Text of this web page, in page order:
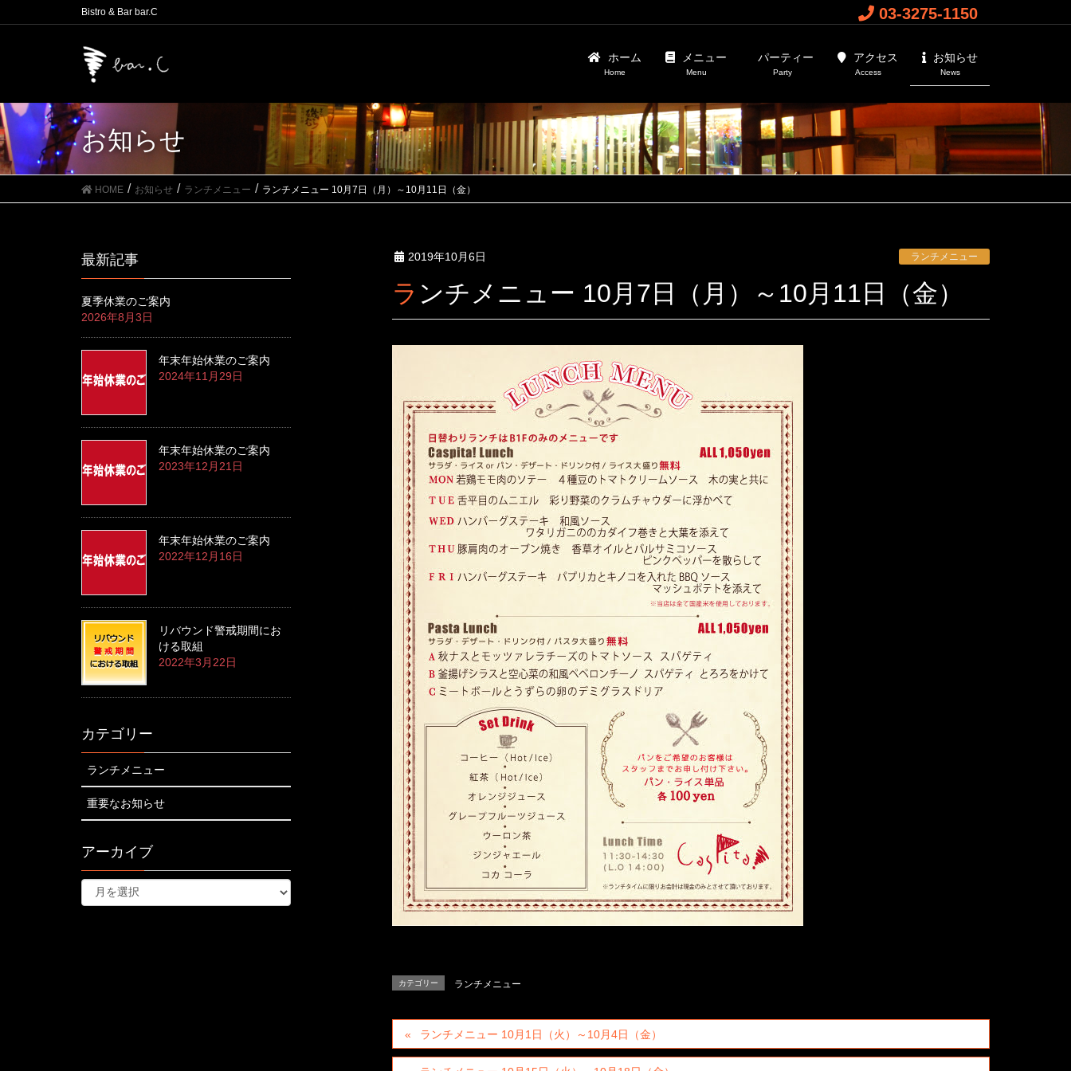
Bistro & Bar bar.C 03-3275-1150
ホーム
Home
メニュー
Menu
パーティー
Party
アクセス
Access
お知らせ
News
お知らせ
HOME お知らせ ランチメニュー ランチメニュー 10月7日（月）～10月11日（金）
2019年10月6日 ランチメニュー
ランチメニュー 10月7日（月）～10月11日（金）
カテゴリー ランチメニュー
ランチメニュー 10月1日（火）～10月4日（金）
最新記事
夏季休業のご案内
2026年8月3日
年末年始休業のご案内
2024年11月29日
年末年始休業のご案内
2023年12月21日
年末年始休業のご案内
2022年12月16日
リバウンド警戒期間にお
ける取組
2022年3月22日
カテゴリー
ランチメニュー
重要なお知らせ
アーカイブ